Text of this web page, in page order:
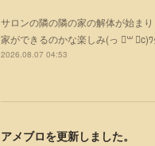
サロンの隣の隣の家の解体が始ま
家ができるのかな楽しみ(っ ॑꒳ ॑c)ﾜ
2026.08.07 04:53
アメブロを更新しました。